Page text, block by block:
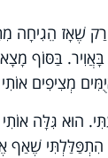
שֶׁאָז הֵגִיחָה
בָּאֲוִיר. בַּסּוֹף
מְצִיפִים
הוּא גִּלָּה
הִתְפַּלַּלְתִּי